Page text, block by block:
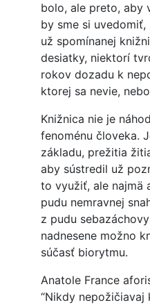
bolo, ale preto, aby
by sme si
už spomínanej
desiatky, niektorí
rokov dozadu k
ktorej sa nevie,
Knižnica nie je
fenoménu človeka.
základu, prežitia
aby sústredil už
to využiť, ale najmä
pudu nemravnej
z pudu
nadnesene možno
súčasť biorytmu.
Anatole France
“Nikdy